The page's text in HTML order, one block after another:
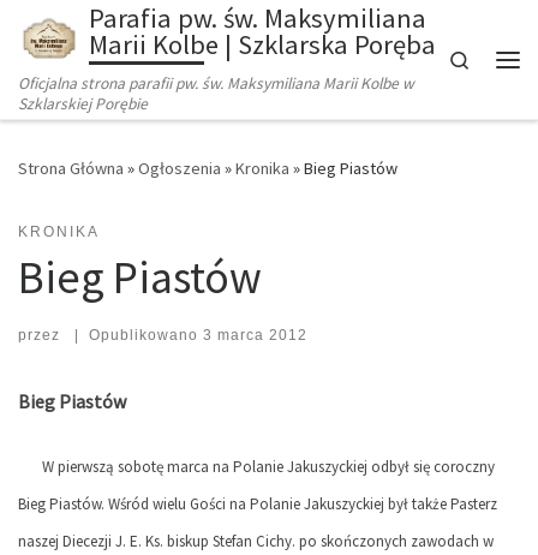
Parafia pw. św. Maksymiliana
Marii Kolbe | Szklarska Poręba
Oficjalna strona parafii pw. św. Maksymiliana Marii Kolbe w
Szklarskiej Porębie
Search
Strona Główna »Ogłoszenia »Kronika »Bieg Piastów
KRONIKA
Bieg Piastów
przez Opublikowano 3 marca 2012
Bieg Piastów
W pierwszą sobotę marca na Polanie Jakuszyckiej odbył się coroczny
Bieg Piastów. Wśród wielu Gości na Polanie Jakuszyckiej był także Pasterz
naszej Diecezji J. E. Ks. biskup Stefan Cichy. po skończonych zawodach w